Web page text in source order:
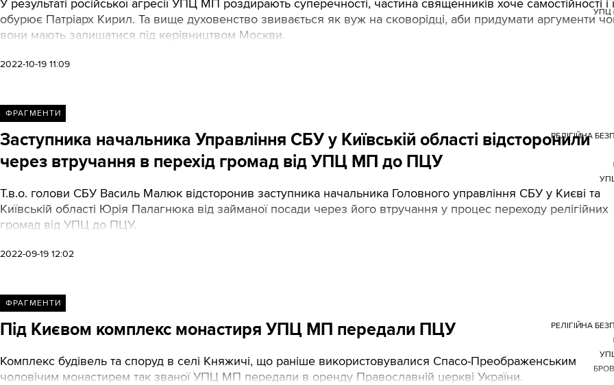
У результаті російської агресії УПЦ МП роздирають суперечності, частина священників хоче самостійності і
обурює Патріарх Кирил. Та вище духовенство звивається як вуж на сковорідці, аби придумати аргументи
вони мають залишатися під керівництвом Москви.
2022-10-19 11:09
УПЦ
ФРАГМЕНТИ
Заступника начальника Управління СБУ у Київській області відсторонили
через втручання в перехід громад від УПЦ МП до ПЦУ
Т.в.о. голови СБУ Василь Малюк відсторонив заступника начальника Головного управління СБУ у Києві та
Київській області Юрія Палагнюка від займаної посади через його втручання у процес переходу релігійних
громад від УПЦ до ПЦУ.
2022-09-19 12:02
РЕЛІГІЙНА
ФРАГМЕНТИ
Під Києвом комплекс монастиря УПЦ МП передали ПЦУ
Комплекс будівель та споруд в селі Княжичі, що раніше використовувалися Спасо-Преображенським
чоловічим монастирем так званої УПЦ МП передали в оренду Православній церкві України.
РЕЛІГІЙНА